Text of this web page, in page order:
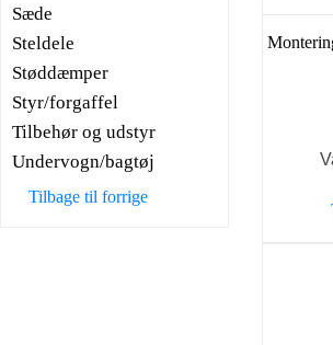
Sæde
Steldele
Støddæmper
Styr/forgaffel
Tilbehør og udstyr
Undervogn/bagtøj
Tilbage til forrige